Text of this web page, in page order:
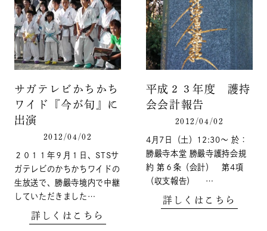
サガテレビかちかち
ワイド『今が旬』に
出演
2012/04/02
２０１１年９月１日、STSサ
ガテレビのかちかちワイドの
生放送で、勝嚴寺境内で中継
していただきました…
詳しくはこちら
平成２３年度 護持
会会計報告
2012/04/02
4月7日（土）12:30〜 於：
勝嚴寺本堂 勝嚴寺護持会規
約 第６条（会計） 第4項
（収支報告） …
詳しくはこちら